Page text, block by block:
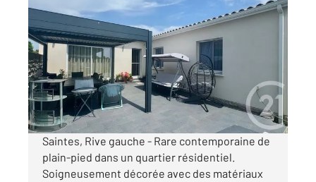
SAINTES 17
116,94 m2, 5 pièces
Ref : 5587
Maison à vendre
369 300 €
Visiter le site dédié
Saintes, Rive gauche - Rare contemporaine de
plain-pied dans un quartier résidentiel.
Soigneusement décorée avec des matériaux